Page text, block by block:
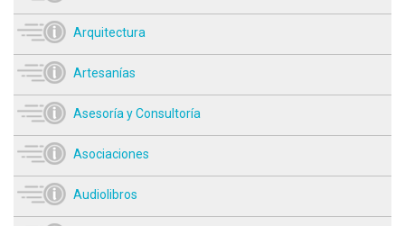
Arquitectura
Artesanías
Asesoría y Consultoría
Asociaciones
Audiolibros